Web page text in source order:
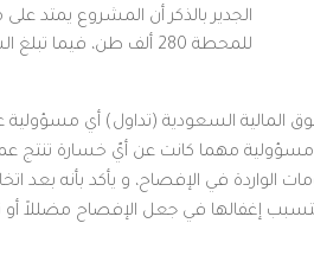
للمحطة 280 ألف طن، فيما تبلغ السعة الإنتاجية للمحطة من 3 إلى 5 مليون طن سنوياً.
المالية السعودية (تداول) أي مسؤولية
مهما كانت عن أيّ خسارة تنتج
في الإفصاح، و يأكد بأنه بعد
إغفالها في جعل الإفصاح مضللاً أو